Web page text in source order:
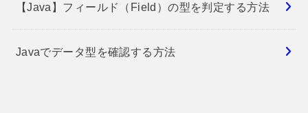
【Java】フィールド（Field）の型を判定する方法
Javaでデータ型を確認する方法